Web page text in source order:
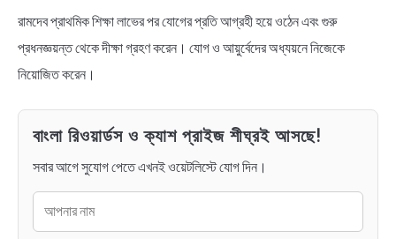
রামদেব প্রাথমিক শিক্ষা লাভের পর যোগের প্রতি আগ্রহী হয়ে ওঠেন এবং গুরু
প্রধনজ্ঞয়ন্ত থেকে দীক্ষা গ্রহণ করেন। যোগ ও আয়ুর্বেদের অধ্যয়নে নিজেকে
নিয়োজিত করেন।
বাংলা রিওয়ার্ডস ও ক্যাশ প্রাইজ শীঘ্রই আসছে!
সবার আগে সুযোগ পেতে এখনই ওয়েটলিস্টে যোগ দিন।